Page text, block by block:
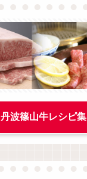
丹波篠山牛レシピ集